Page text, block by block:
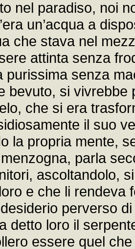
nel paradiso, noi
un’acqua a
che stava nel
attinta senza
purissima senza
bevuto, si vivrebbe
che si era
il suo
la propria mente,
parla
ascoltandolo,
e che li rendeva
perverso
detto loro il
essere quel